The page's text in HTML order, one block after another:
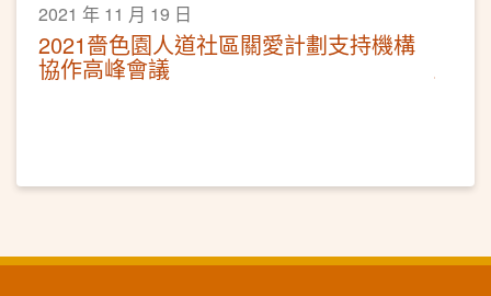
2021 年 11 月 19 日
2021嗇色園人道社區關愛計劃支持機構
協作高峰會議